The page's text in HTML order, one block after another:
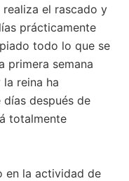
el rascado y
prácticamente
todo lo que se
primera semana
reina ha
después de
totalmente
en la actividad de